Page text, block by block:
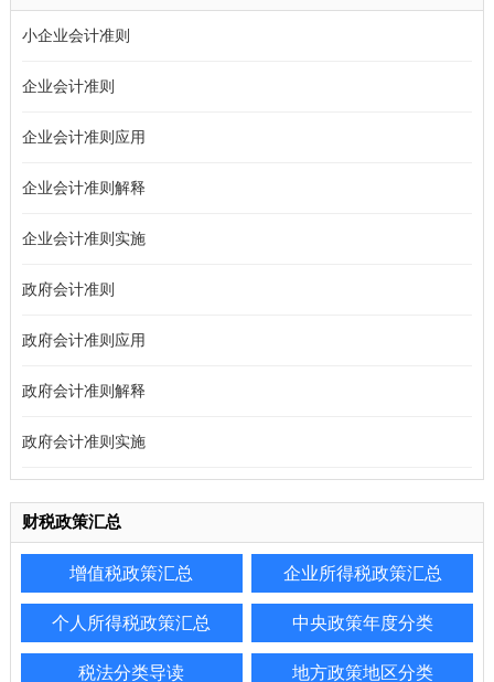
小企业会计准则
企业会计准则
企业会计准则应用
企业会计准则解释
企业会计准则实施
政府会计准则
政府会计准则应用
政府会计准则解释
政府会计准则实施
财税政策汇总
增值税政策汇总 企业所得税政策汇总
个人所得税政策汇总 中央政策年度分类
税法分类导读 地方政策地区分类